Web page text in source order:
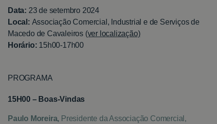
Data: 23 de setembro 2024
Local: Associação Comercial, Industrial e de Serviços de
Macedo de Cavaleiros (ver localização)
Horário: 15h00-17h00
PROGRAMA
15H00 – Boas-Vindas
Paulo Moreira, Presidente da Associação Comercial,